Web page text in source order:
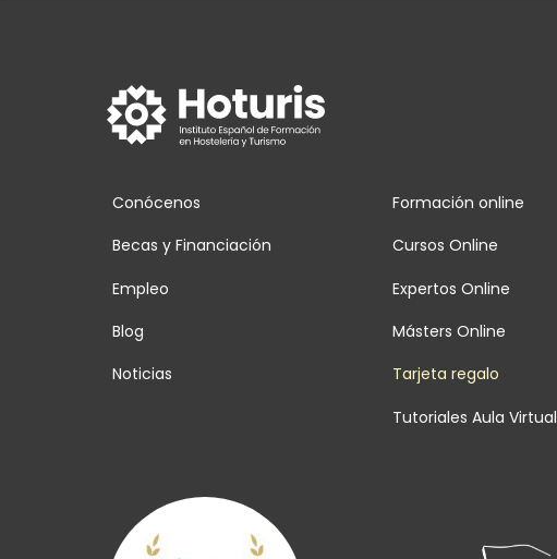
Conócenos
Becas y Financiación
Empleo
Blog
Noticias
Formación online
Cursos Online
Expertos Online
Másters Online
Tarjeta regalo
Tutoriales Aula Virtual